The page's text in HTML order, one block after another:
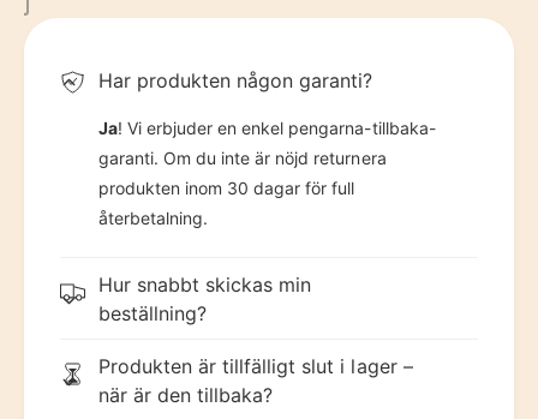
96
7
9
Har produkten någon garanti?
Ja! Vi erbjuder en enkel pengarna-tillbaka-
garanti. Om du inte är nöjd returnera
produkten inom 30 dagar för full
återbetalning.
Hur snabbt skickas min
beställning?
Produkten är tillfälligt slut i lager –
när är den tillbaka?